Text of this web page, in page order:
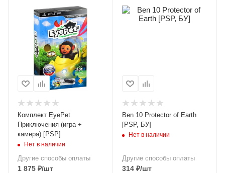
Комплект EyePet
Приключения (игра +
камера) [PSP]
Нет в наличии
Другие способы оплаты
1 875 ₽/шт
Ben 10 Protector of Earth
[PSP, БУ]
Нет в наличии
Другие способы оплаты
314₽/шт